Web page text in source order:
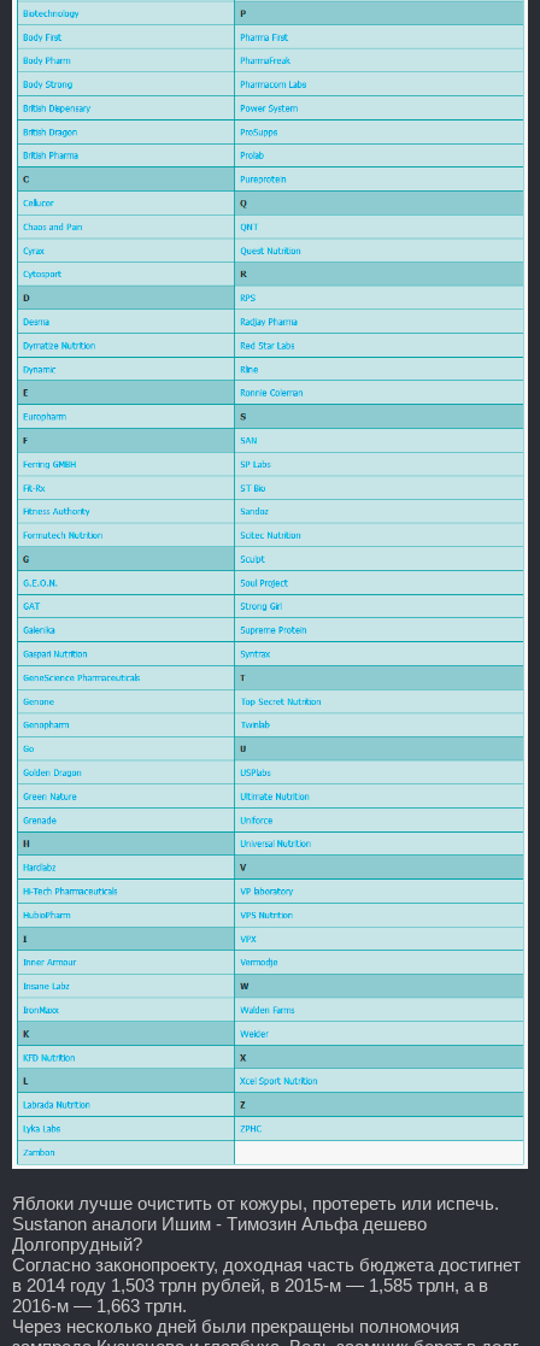
Яблоки лучше очистить от кожуры, протереть или испечь.
Sustanon аналоги Ишим - Tимозин Альфа дешево
Долгопрудный?
Согласно законопроекту, доходная часть бюджета достигнет
в 2014 году 1,503 трлн рублей, в 2015-м — 1,585 трлн, а в
2016-м — 1,663 трлн.
Через несколько дней были прекращены полномочия